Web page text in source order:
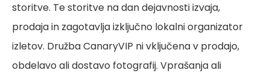
storitve. Te storitve na dan dejavnosti izvaja,
prodaja in zagotavlja izključno lokalni organizator
izletov. Družba CanaryVIP ni vključena v prodajo,
obdelavo ali dostavo fotografij. Vprašanja ali